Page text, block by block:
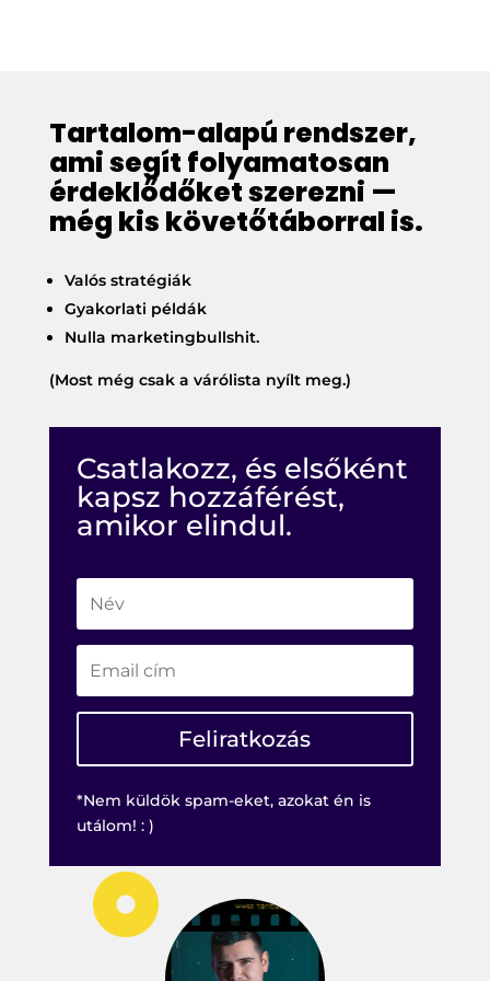
Tartalom-alapú rendszer,
ami segít folyamatosan
érdeklődőket szerezni —
még kis követőtáborral is.
Valós stratégiák
Gyakorlati példák
Nulla marketingbullshit.
(Most még csak a várólista nyílt meg.)
Csatlakozz, és elsőként
kapsz hozzáférést,
amikor elindul.
Feliratkozás
*Nem küldök spam-eket, azokat én is
utálom! : )